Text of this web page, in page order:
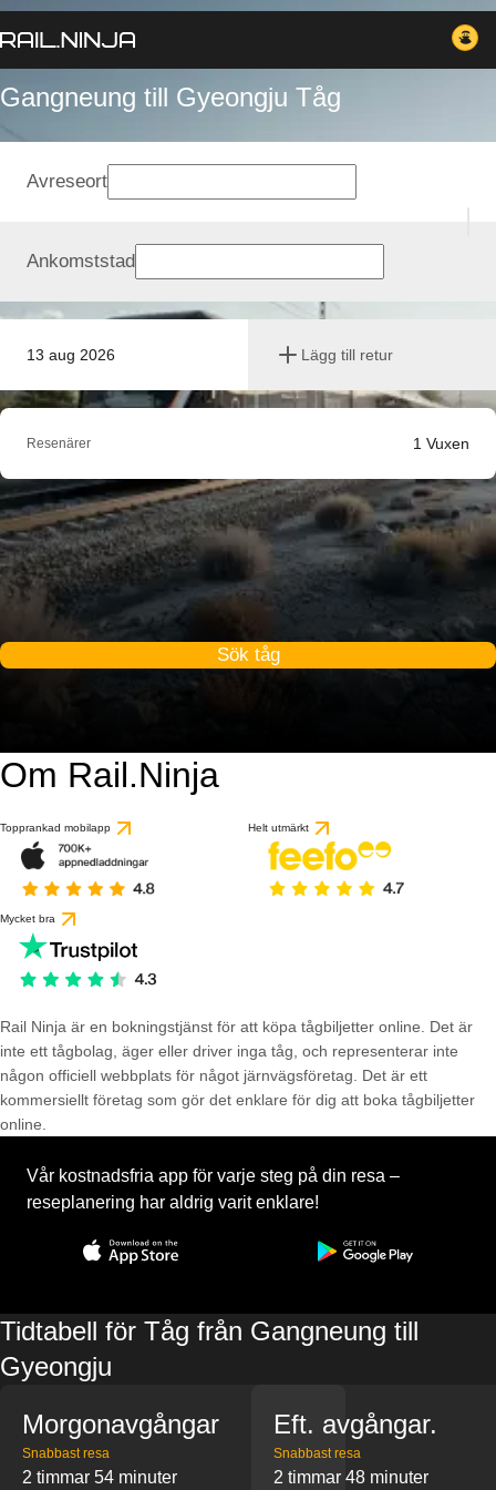
Gangneung till Gyeongju Tåg
13 aug 2026 Lägg till retur
Avreseort
Ankomststad
Resenärer 1 Vuxen
Sök tåg
Om Rail.Ninja
Topprankad mobilapp Helt utmärkt
Mycket bra
Rail Ninja är en bokningstjänst för att köpa tågbiljetter online. Det är
inte ett tågbolag, äger eller driver inga tåg, och representerar inte
någon officiell webbplats för något järnvägsföretag. Det är ett
kommersiellt företag som gör det enklare för dig att boka tågbiljetter
online.
Vår kostnadsfria app för varje steg på din resa –
reseplanering har aldrig varit enklare!
Tidtabell för Tåg från Gangneung till
Gyeongju
Morgonavgångar
Snabbast resa
2 timmar 54 minuter
Eft. avgångar.
Snabbast resa
2 timmar 48 minuter